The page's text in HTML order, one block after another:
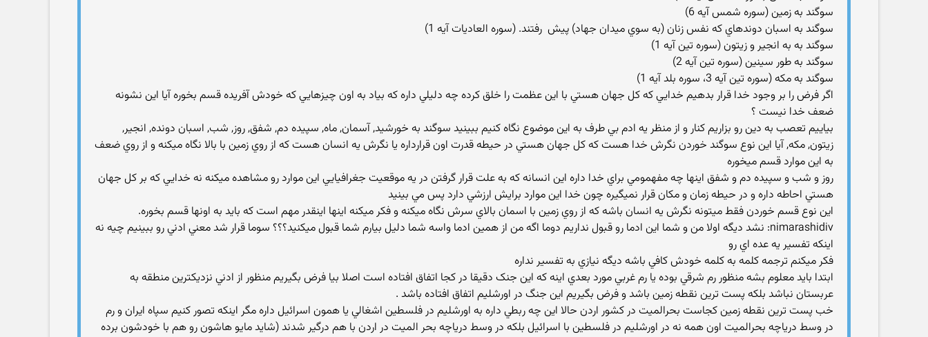
سوگند به زمين (سوره شمس آيه 6)
سوگند به اسبان دوندهاي كه نفس زنان (به سوي ميدان جهاد) پيش ‍ رفتند. (سوره العاديات آيه 1)
سوگند به به انجير و زيتون (سوره تين آيه 1)
سوگند به طور سينين (سوره تين آيه 2)
سوگند به مکه (سوره تين آيه 3، سوره بلد آيه 1)
اگر فرض را بر وجود خدا قرار بدهيم خدايي که کل جهان هستي با اين عظمت را خلق کرده چه دليلي داره که بياد به اون چيزهايي که خودش آفريده قسم بخوره آيا اين نشونه
ضعف خدا نيست ؟
بياييم تعصب به دين رو بزاريم کنار و از منظر يه ادم بي طرف به اين موضوع نگاه کنيم ببينيد سوگند به خورشيد, آسمان, ماه, سپيده دم, شفق, روز, شب, اسبان دونده, انجير,
زيتون, مکه, آيا اين نوع سوگند خوردن نگرش خدا هست که کل جهان هستي در حيطه قدرت اون قرارداره يا نگرش يه انسان هست که از روي زمين با بالا نگاه ميکنه و از روي ضعف
به اين موارد قسم ميخوره
روز و شب و سپيده دم و شفق اينها چه مفهمومي براي خدا داره اين انسانه که به علت قرار گرفتن در يه موقعيت جغرافيايي اين موارد رو مشاهده ميکنه نه خدايي که بر کل جهان
هستي احاطه داره و در حيطه زمان و مکان قرار نميگيره چون خدا اين موارد برايش ارزشي دارد پس مي بينيد
اين نوع قسم خوردن فقط ميتونه نگرش يه انسان باشه که از روي زمين با اسمان بالاي سرش نگاه ميکنه و فکر ميکنه اينها اينقدر مهم است که بايد به اونها قسم بخوره.
nimarashidiv: نشد ديگه اولا من و شما اين ادما رو قبول نداريم دوما اگه من از همين ادما واسه شما دليل بيارم شما قبول ميکنيد؟؟؟ سوما قرار شد معني ادني رو ببينيم چيه نه
اينکه تفسير يه عده اي رو
فکر ميکنم ترجمه کلمه به کلمه خودش کافي باشه ديگه نيازي به تفسير نداره
ابتدا بايد معلوم بشه منظور رم شرقي بوده يا رم غربي مورد بعدي اينه که اين جنک دقيقا در کجا اتفاق افتاده است اصلا بيا فرض بگيريم منظور از ادني نزديکترين منطقه به
عربستان نباشد بلکه پست ترين نقطه زمين باشد و فرض بگيريم اين جنگ در اورشليم اتفاق افتاده باشد .
خب پست ترين نقطه زمين کجاست بحرالميت در کشور اردن حالا اين چه ربطي داره به اورشليم در فلسطين اشغالي يا همون اسرائيل داره مگر اينکه تصور کنيم سپاه ايران و رم
در وسط درياچه بحرالميت اون همه نه در اورشليم در فلسطين با اسرائيل بلکه در وسط درياچه بحر الميت در اردن با هم درگير شدند (شاید مایو هاشون رو هم با خودشون برده